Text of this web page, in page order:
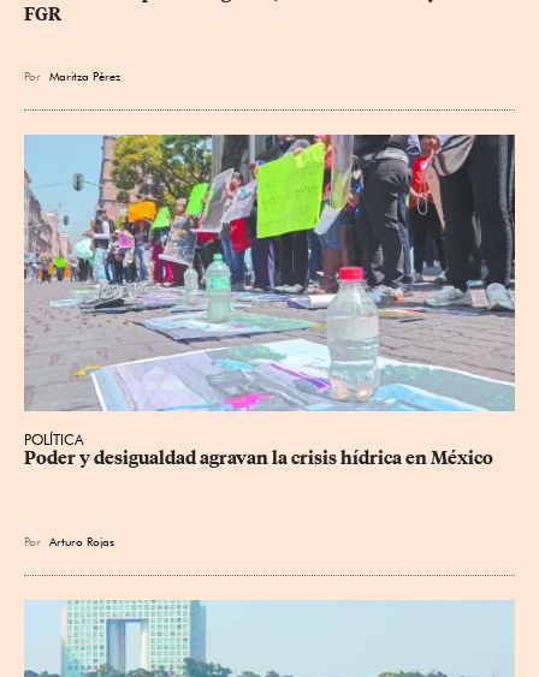
FGR
Por Maritza Pérez
POLÍTICA
Poder y desigualdad agravan la crisis hídrica en México
Por Arturo Rojas